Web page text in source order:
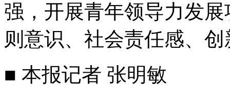
强，开展青年领导力发
则意识、社会责任感、
■ 本报记者 张明敏